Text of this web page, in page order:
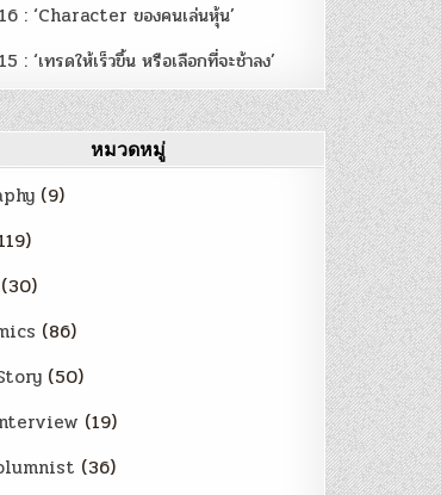
: ‘Character ของคนเล่นหุ้น’
: ‘เทรดให้เร็วขึ้น หรือเลือกที่จะช้าลง’
หมวดหมู่
(9)
(30)
(86)
(50)
(19)
(36)